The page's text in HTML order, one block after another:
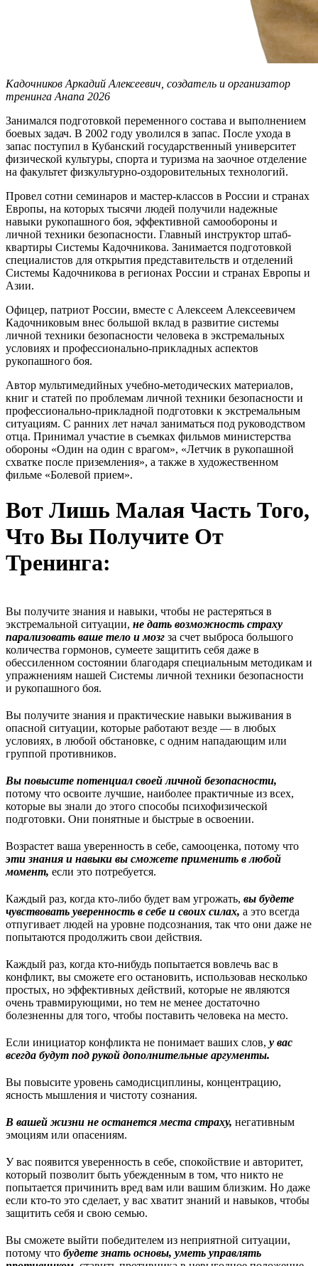
Кадочников Аркадий Алексеевич, создатель и организатор
тренинга Анапа 2026
Занимался подготовкой переменного состава и выполнением
боевых задач. В 2002 году уволился в запас. После ухода в
запас поступил в Кубанский государственный университет
физической культуры, спорта и туризма на заочное отделение
на факультет физкультурно-оздоровительных технологий.
Провел сотни семинаров и мастер-классов в России и странах
Европы, на которых тысячи людей получили надежные
навыки рукопашного боя, эффективной самообороны и
личной техники безопасности. Главный инструктор штаб-
квартиры Системы Кадочникова. Занимается подготовкой
специалистов для открытия представительств и отделений
Системы Кадочникова в регионах России и странах Европы и
Азии.
Офицер, патриот России, вместе с Алексеем Алексеевичем
Кадочниковым внес большой вклад в развитие системы
личной техники безопасности человека в экстремальных
условиях и профессионально-прикладных аспектов
рукопашного боя.
Автор мультимедийных учебно-методических материалов,
книг и статей по проблемам личной техники безопасности и
профессионально-прикладной подготовки к экстремальным
ситуациям. С ранних лет начал заниматься под руководством
отца. Принимал участие в съемках фильмов министерства
обороны «Один на один с врагом», «Летчик в рукопашной
схватке после приземления», а также в художественном
фильме «Болевой прием».
Вот Лишь Малая Часть Того,
Что Вы Получите От
Тренинга:
Вы получите знания и навыки, чтобы не растеряться в
экстремальной ситуации, не дать возможность страху
парализовать ваше тело и мозг за счет выброса большого
количества гормонов, сумеете защитить себя даже в
обессиленном состоянии благодаря специальным методикам и
упражнениям нашей Системы личной техники безопасности
и рукопашного боя.
Вы получите знания и практические навыки выживания в
опасной ситуации, которые работают везде — в любых
условиях, в любой обстановке, с одним нападающим или
группой противников.
Вы повысите потенциал своей личной безопасности,
потому что освоите лучшие, наиболее практичные из всех,
которые вы знали до этого способы психофизической
подготовки. Они понятные и быстрые в освоении.
Возрастет ваша уверенность в себе, самооценка, потому что
эти знания и навыки вы сможете применить в любой
момент, если это потребуется.
Каждый раз, когда кто-либо будет вам угрожать, вы будете
чувствовать уверенность в себе и своих силах, а это всегда
отпугивает людей на уровне подсознания, так что они даже не
попытаются продолжить свои действия.
Каждый раз, когда кто-нибудь попытается вовлечь вас в
конфликт, вы сможете его остановить, использовав несколько
простых, но эффективных действий, которые не являются
очень травмирующими, но тем не менее достаточно
болезненны для того, чтобы поставить человека на место.
Если инициатор конфликта не понимает ваших слов, у вас
всегда будут под рукой дополнительные аргументы.
Вы повысите уровень самодисциплины, концентрацию,
ясность мышления и чистоту сознания.
В вашей жизни не останется места страху, негативным
эмоциям или опасениям.
У вас появится уверенность в себе, спокойствие и авторитет,
который позволит быть убежденным в том, что никто не
попытается причинить вред вам или вашим близким. Но даже
если кто-то это сделает, у вас хватит знаний и навыков, чтобы
защитить себя и свою семью.
Вы сможете выйти победителем из неприятной ситуации,
потому что будете знать основы, уметь управлять